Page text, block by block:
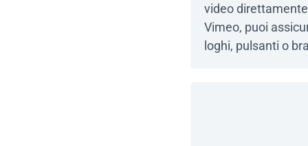
video
Vimeo, puoi
loghi, pulsanti o